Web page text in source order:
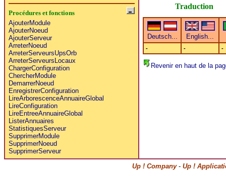
Procédures et fonctions
AjouterModule
AjouterNoeud
AjouterServeur
ArreterNoeud
ArreterServeursUpsOrb
ArreterServeursLocaux
ChargerConfiguration
ChercherModule
DemarrerNoeud
EnregistrerConfiguration
LireArborescenceAnnuaireGlobal
LireConfiguration
LireEntreeAnnuaireGlobal
ListerAnnuaires
StatistiquesServeur
SupprimerModule
SupprimerNoeud
SupprimerServeur
Traduction
- - -
Revenir en haut de la
Up ! Company- Up !